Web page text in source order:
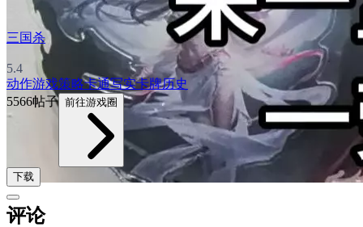
三国杀
5.4
动作游戏策略卡通写实卡牌历史
5566帖子 前往游戏圈
下载
评论